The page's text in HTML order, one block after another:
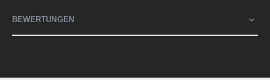
BEWERTUNGEN